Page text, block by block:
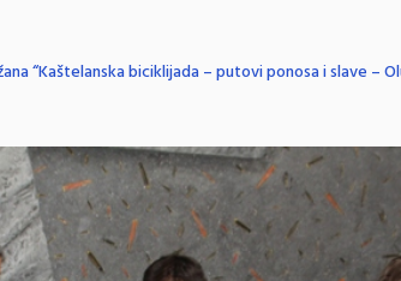
“Kaštelanska biciklijada – putovi ponosa i slave –